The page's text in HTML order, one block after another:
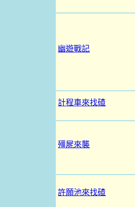
幽遊戰記
計程車來找碴
殭屍來襲
許願池來找碴